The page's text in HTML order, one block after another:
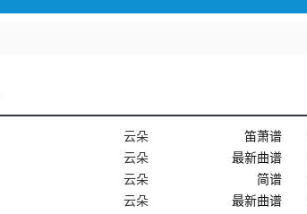
云朵 笛萧谱
云朵 最新曲谱
云朵 简谱
云朵 最新曲谱